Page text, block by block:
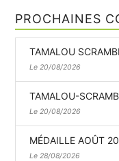
PROCHAINES
TAMALOU
Le 20/08/2026
TAMALOU-
Le 20/08/2026
MÉDAILLE AOÛT
Le 28/08/2026